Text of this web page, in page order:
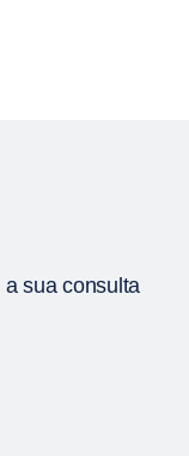
sua consulta